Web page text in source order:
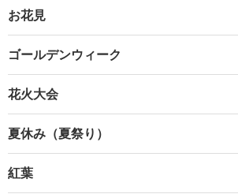
お花見
ゴールデンウィーク
花火大会
夏休み（夏祭り）
紅葉